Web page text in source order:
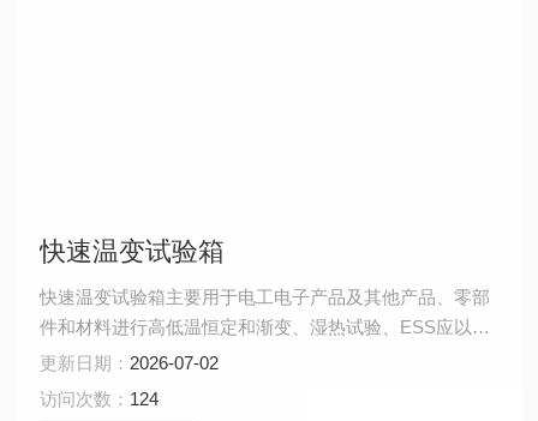
快速温变试验箱
快速温变试验箱主要用于电工电子产品及其他产品、零部
件和材料进行高低温恒定和渐变、湿热试验、ESS应以筛
选等环境模拟可靠性试验。
更新日期： 2026-07-02
访问次数： 124